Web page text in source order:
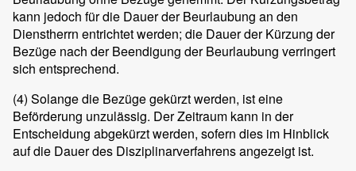
kann jedoch für die Dauer der Beurlaubung an den
Dienstherrn entrichtet werden; die Dauer der Kürzung der
Bezüge nach der Beendigung der Beurlaubung verringert
sich entsprechend.
(4) Solange die Bezüge gekürzt werden, ist eine
Beförderung unzulässig. Der Zeitraum kann in der
Entscheidung abgekürzt werden, sofern dies im Hinblick
auf die Dauer des Disziplinarverfahrens angezeigt ist.